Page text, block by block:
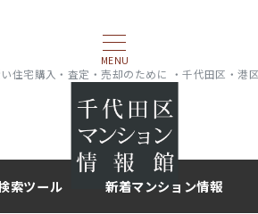
MENU
住宅購入・査定・売却のために ・千代田区・港
索ツール 新着マンション情報